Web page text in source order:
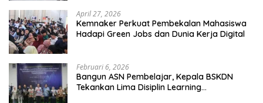
April 27, 2026
Kemnaker Perkuat Pembekalan Mahasiswa
Hadapi Green Jobs dan Dunia Kerja Digital
Februari 6, 2026
Bangun ASN Pembelajar, Kepala BSKDN
Tekankan Lima Disiplin Learning